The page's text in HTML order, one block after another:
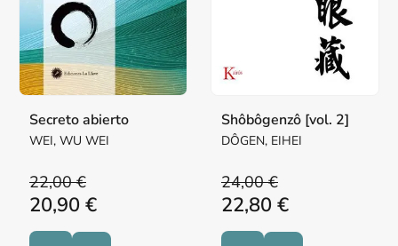
Secreto abierto
WEI, WU WEI
22,00 €
20,90 €
Shôbôgenzô [vol. 2]
DÔGEN, EIHEI
24,00 €
22,80 €